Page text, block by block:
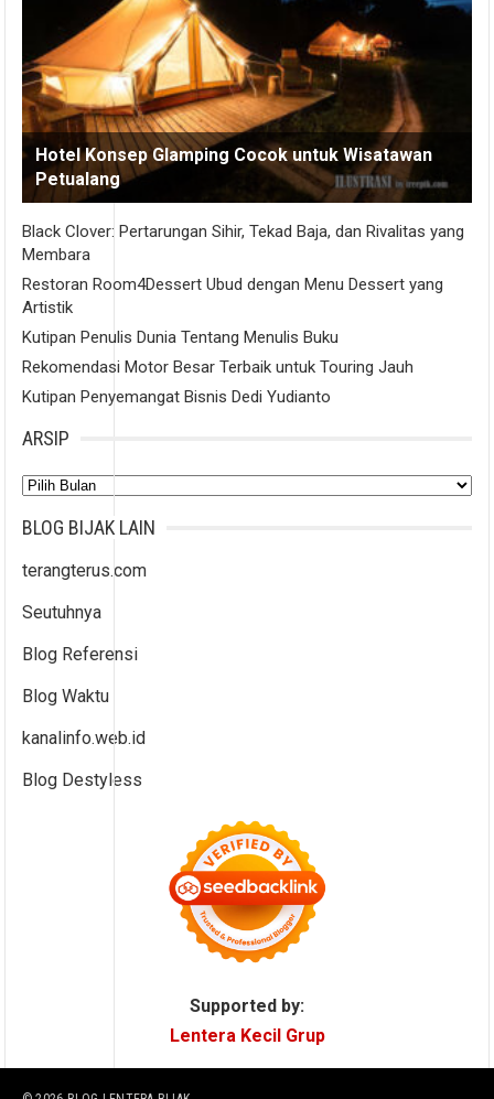
Hotel Konsep Glamping Cocok untuk Wisatawan
Petualang
Black Clover: Pertarungan Sihir, Tekad Baja, dan Rivalitas yang
Membara
Restoran Room4Dessert Ubud dengan Menu Dessert yang
Artistik
Kutipan Penulis Dunia Tentang Menulis Buku
Rekomendasi Motor Besar Terbaik untuk Touring Jauh
Kutipan Penyemangat Bisnis Dedi Yudianto
ARSIP
Arsip
BLOG BIJAK LAIN
terangterus.com
Seutuhnya
Blog Referensi
Blog Waktu
kanalinfo.web.id
Blog Destyless
Supported by:
Lentera Kecil Grup